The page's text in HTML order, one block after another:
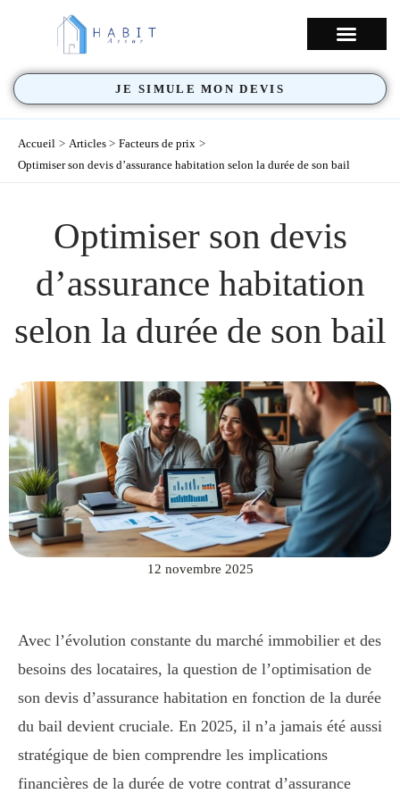
contenu
JE SIMULE MON DEVIS
Accueil Articles
Facteurs de prix
Optimiser son devis d’assurance habitation selon la durée de son bail
Optimiser son devis
d’assurance habitation
selon la durée de son bail
12 novembre 2025
Avec l’évolution constante du marché immobilier et des
besoins des locataires, la question de l’optimisation de
son devis d’assurance habitation en fonction de la durée
du bail devient cruciale. En 2025, il n’a jamais été aussi
stratégique de bien comprendre les implications
financières de la durée de votre contrat d’assurance